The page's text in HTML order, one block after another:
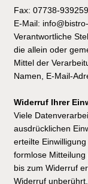
Fax: 07738-939259
E-Mail:
Verantwortliche
die allein oder
Mittel der
Namen, E-Mail-
Widerruf Ihrer
Viele
ausdrücklichen
erteilte
formlose
bis zum Widerruf
Widerruf unberührt.